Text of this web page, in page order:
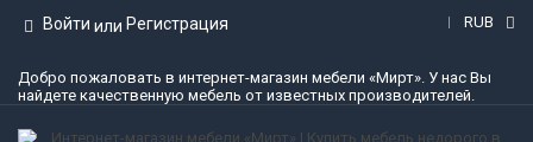
Войти или Регистрация RUB
Добро пожаловать в интернет-магазин мебели «Мирт». У нас Вы
найдете качественную мебель от известных производителей.